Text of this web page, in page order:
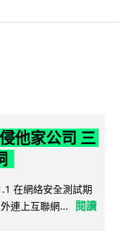
他家公司 三
在網絡安全測試期
連上互聯網...
閱讀